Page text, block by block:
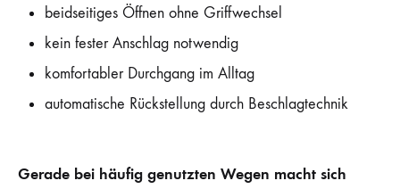
beidseitiges Öffnen ohne Griffwechsel
kein fester Anschlag notwendig
komfortabler Durchgang im Alltag
automatische Rückstellung durch Beschlagtechnik
Gerade bei häufig genutzten Wegen macht sich